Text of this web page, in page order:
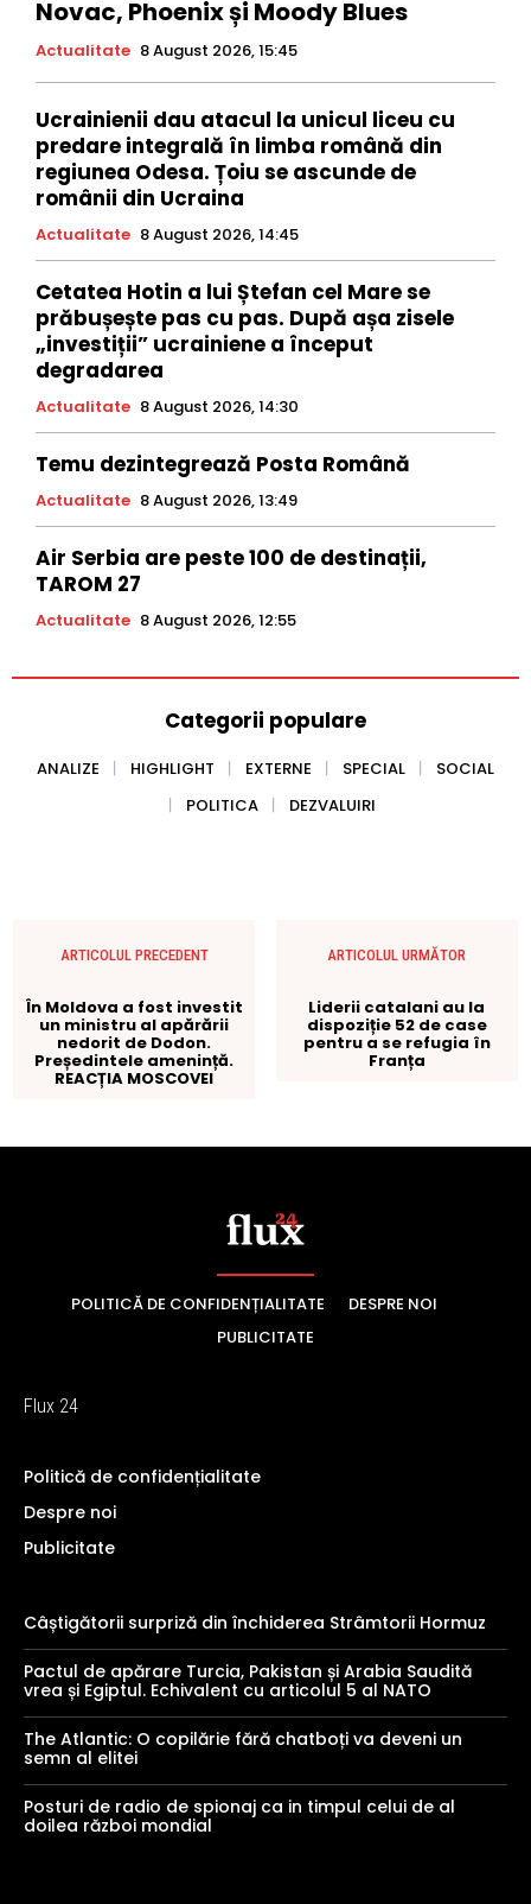
POLITICĂ DE CONFIDENȚIALITATE
DESPRE NOI
PUBLICITATE
Flux 24
Politică de confidențialitate
Despre noi
Publicitate
Câștigătorii surpriză din închiderea Strâmtorii Hormuz
Pactul de apărare Turcia, Pakistan și Arabia Saudită
vrea și Egiptul. Echivalent cu articolul 5 al NATO
The Atlantic: O copilărie fără chatboți va deveni un
semn al elitei
Posturi de radio de spionaj ca in timpul celui de al
doilea război mondial